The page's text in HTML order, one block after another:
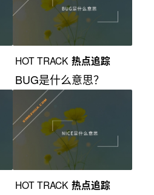
HOT TRACK 热点追踪
BUG是什么意思？
HOT TRACK 热点追踪